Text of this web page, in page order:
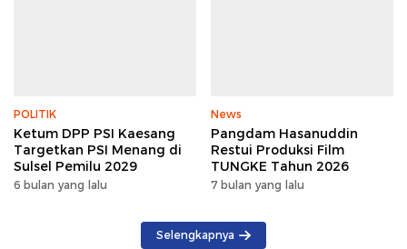
POLITIK
Ketum DPP PSI Kaesang
Targetkan PSI Menang di
Sulsel Pemilu 2029
6 bulan yang lalu
News
Pangdam Hasanuddin
Restui Produksi Film
TUNGKE Tahun 2026
7 bulan yang lalu
Selengkapnya